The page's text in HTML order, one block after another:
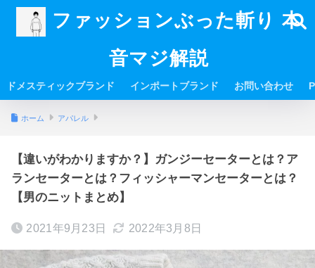
ファッションぶった斬り 本
音マジ解説
ドメスティックブランド インポートブランド お問い合わせ
ホーム アパレル
【違いがわかりますか？】ガンジーセーターとは？ア
ランセーターとは？フィッシャーマンセーターとは？
【男のニットまとめ】
2021年9月23日 2022年3月8日